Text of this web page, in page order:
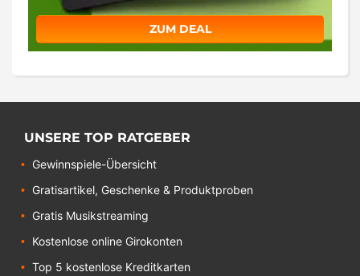
ZUM DEAL
UNSERE TOP RATGEBER
Gewinnspiele-Übersicht
Gratisartikel, Geschenke & Produktproben
Gratis Musikstreaming
Kostenlose online Girokonten
Top 5 kostenlose Kreditkarten